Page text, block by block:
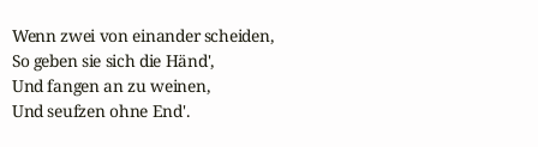
Wenn zwei von einander scheiden,
So geben sie sich die Händ',
Und fangen an zu weinen,
Und seufzen ohne End'.